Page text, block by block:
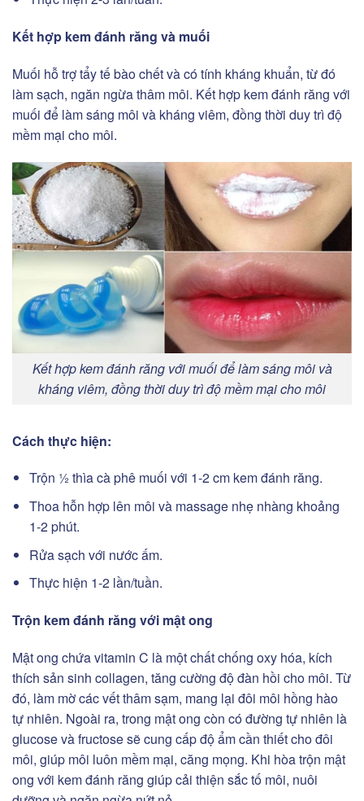
Kết hợp kem đánh răng và muối
Muối hỗ trợ tẩy tế bào chết và có tính kháng khuẩn, từ đó
làm sạch, ngăn ngừa thâm môi. Kết hợp kem đánh răng với
muối để làm sáng môi và kháng viêm, đồng thời duy trì độ
mềm mại cho môi.
Kết hợp kem đánh răng với muối để làm sáng môi và
kháng viêm, đồng thời duy trì độ mềm mại cho môi
Cách thực hiện:
Trộn ½ thìa cà phê muối với 1-2 cm kem đánh răng.
Thoa hỗn hợp lên môi và massage nhẹ nhàng khoảng
1-2 phút.
Rửa sạch với nước ấm.
Thực hiện 1-2 lần/tuần.
Trộn kem đánh răng với mật ong
Mật ong chứa vitamin C là một chất chống oxy hóa, kích
thích sản sinh collagen, tăng cường độ đàn hồi cho môi. Từ
đó, làm mờ các vết thâm sạm, mang lại đôi môi hồng hào
tự nhiên. Ngoài ra, trong mật ong còn có đường tự nhiên là
glucose và fructose sẽ cung cấp độ ẩm cần thiết cho đôi
môi, giúp môi luôn mềm mại, căng mọng. Khi hòa trộn mật
ong với kem đánh răng giúp cải thiện sắc tố môi, nuôi